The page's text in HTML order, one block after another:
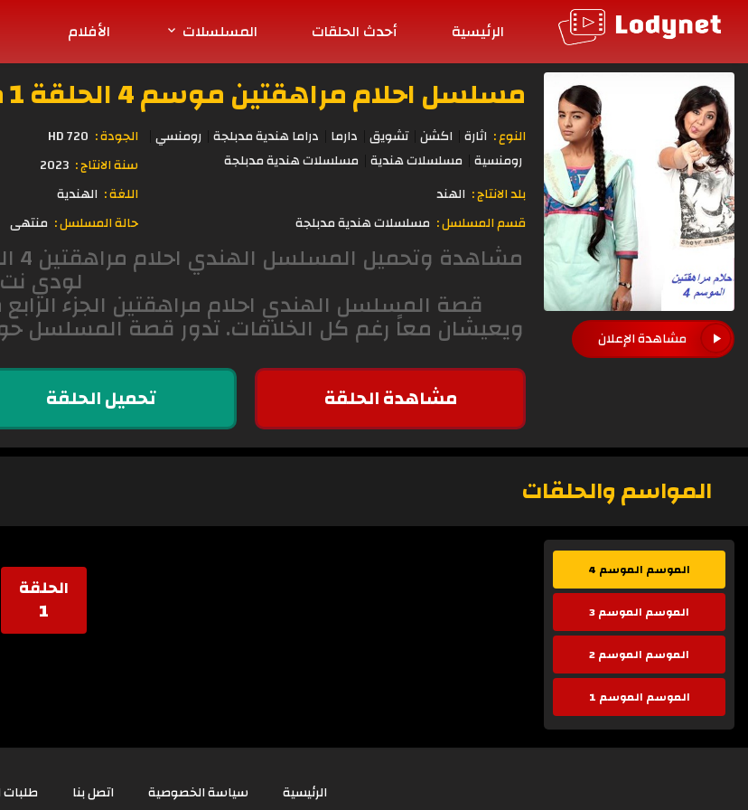
الرئيسية أحدث الحلقات المسلسلات الأفلام
مشاهدة الإعلان
مسلسل احلام مراهقتين موسم 4 الحلقة 1 مدبلجة
النوع : اثارة اكشن تشويق دارما دراما هندية مدبلجة رومنسي
رومنسية مسلسلات هندية مسلسلات هندية مدبلجة
الجودة : 720 HD
سنة الانتاج : 2023
بلد الانتاج : الهند اللغة : الهندية
قسم المسلسل : مسلسلات هندية مدبلجة حالة المسلسل : منتهى
لودي نت
قصة المسلسل الهندي احلام مراهقتين الجزء
ويعيشان معاً رغم كل الخلافات. تدور قصة المسلسل حول
مشاهدة الحلقة تحميل الحلقة
المواسم والحلقات
الموسم الموسم 4
الموسم الموسم 3
الموسم الموسم 2
الموسم الموسم 1
الحلقة
1
الرئيسية سياسة الخصوصية اتصل بنا طلبات